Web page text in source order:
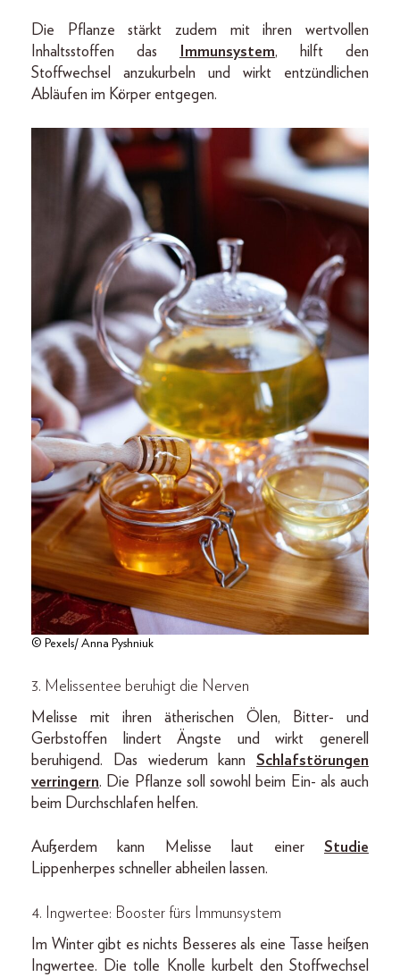
Die Pflanze stärkt zudem mit ihren wertvollen
Inhaltsstoffen das
Immunsystem, hilft den
Stoffwechsel anzukurbeln und wirkt entzündlichen
Abläufen im Körper entgegen.
© Pexels/ Anna Pyshniuk
3. Melissentee beruhigt die Nerven
Melisse mit ihren ätherischen Ölen, Bitter- und
Gerbstoffen lindert Ängste und wirkt generell
beruhigend. Das wiederum kann Schlafstörungen
verringern. Die Pflanze soll sowohl beim Ein- als auch
beim Durchschlafen helfen.
Außerdem kann Melisse laut einer Studie
Lippenherpes schneller abheilen lassen.
4. Ingwertee: Booster fürs Immunsystem
Im Winter gibt es nichts Besseres als eine Tasse heißen
Ingwertee. Die tolle Knolle kurbelt den Stoffwechsel